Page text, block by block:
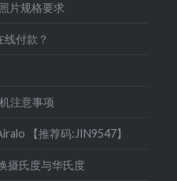
片规格要求
付款？
注意事项
【推荐码:JIN9547】
摄氏度与华氏度